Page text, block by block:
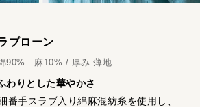
ブローン
90% 麻10% / 厚み 薄地
わりとした華やかさ
番手スラブ入り綿麻混紡糸を使用し、